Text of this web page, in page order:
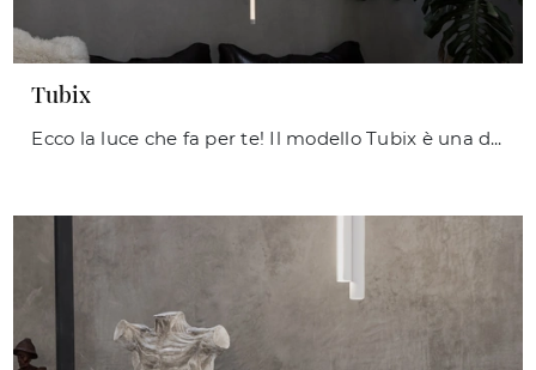
Tubix
Ecco la luce che fa per te! Il modello Tubix è una delle nostre lampade a sospensione di Ideal Lux.